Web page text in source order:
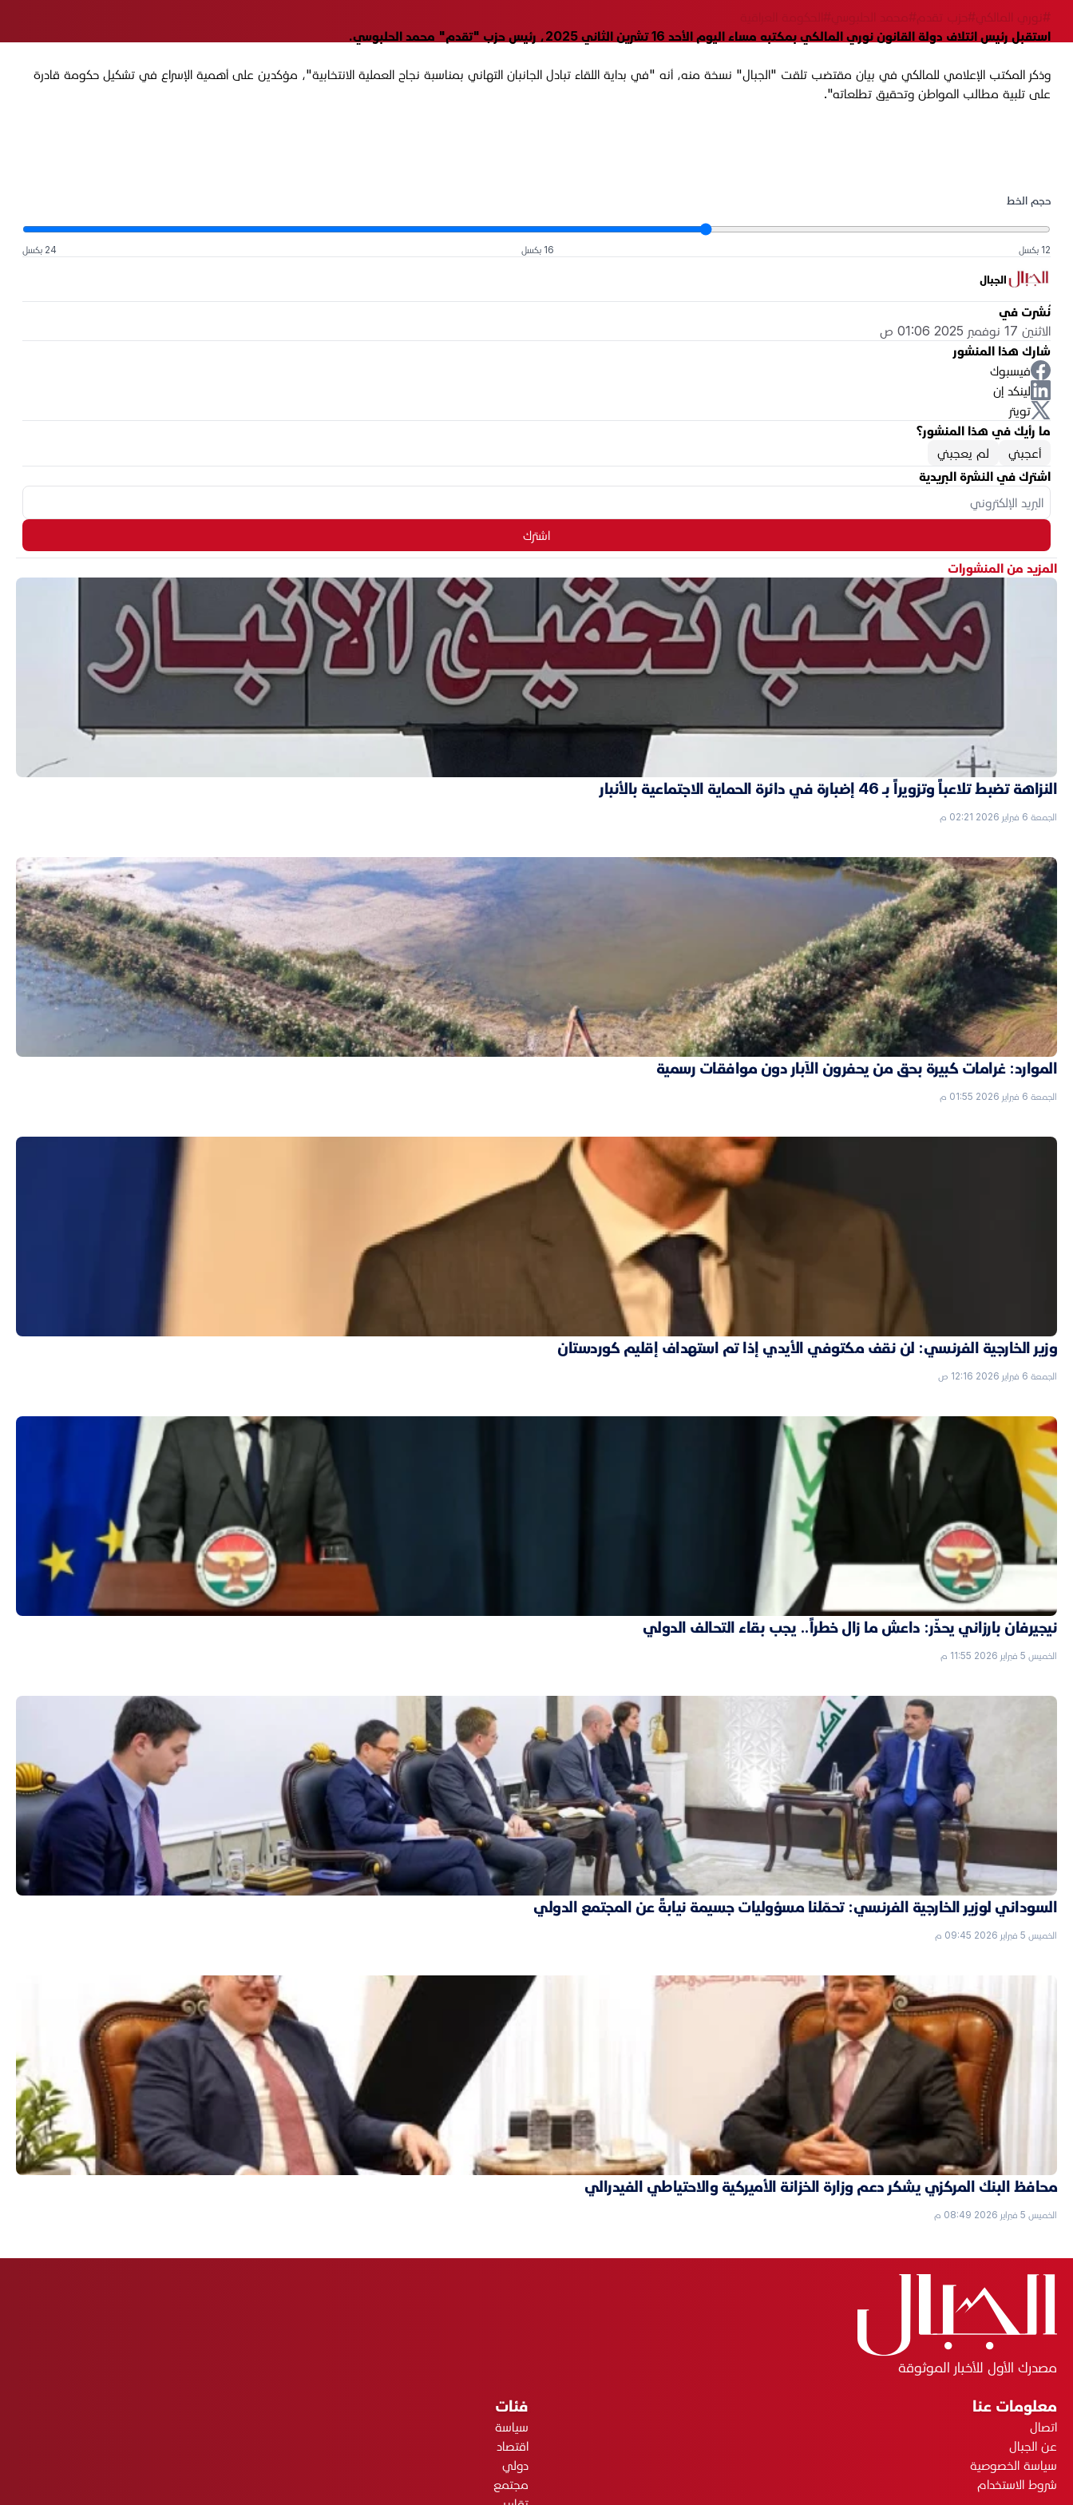
#نوري المالكي#حزب تقدم#محمد الحلبوسي
استقبل رئيس ائتلاف دولة القانون نوري المالكي بمكتبه مساء اليوم الأحد 16 تشرين الثاني 2025، رئيس حزب "تقدم" محمد الحلبوسي.
وذكر المكتب الإعلامي للمالكي في بيان مقتضب تلقت "الجبال" نسخة منه، أنه "في بداية اللقاء تبادل الجانبان التهاني بمناسبة نجاح العملية الانتخابية"، مؤكدين على أهمية الإسراع في تشكيل حكومة قادرة
على تلبية مطالب المواطن وتحقيق تطلعاته".
حجم الخط
12 بكسل 16 بكسل 24 بكسل
الجبال
نُشرت في
الاثنين 17 نوفمبر 2025 01:06 ص
شارك هذا المنشور
فيسبوك
لينكد إن
تويتر
ما رأيك في هذا المنشور؟
أعجبني
لم يعجبني
اشترك في النشرة البريدية
اشترك
المزيد من المنشورات
النزاهة تضبط تلاعباً وتزويراً بـ 46 إضبارة في دائرة الحماية الاجتماعية بالأنبار
الجمعة 6 فبراير 2026 02:21 م
الموارد: غرامات كبيرة بحق من يحفرون الآبار دون موافقات رسمية
الجمعة 6 فبراير 2026 01:55 م
وزير الخارجية الفرنسي: لن نقف مكتوفي الأيدي إذا تم استهداف إقليم كوردستان
الجمعة 6 فبراير 2026 12:16 ص
نيجيرفان بارزاني يحذّر: داعش ما زال خطراً.. يجب بقاء التحالف الدولي
الخميس 5 فبراير 2026 11:55 م
السوداني لوزير الخارجية الفرنسي: تحمّلنا مسؤوليات جسيمة نيابةً عن المجتمع الدولي
الخميس 5 فبراير 2026 09:45 م
محافظ البنك المركزي يشكر دعم وزارة الخزانة الأميركية والاحتياطي الفيدرالي
الخميس 5 فبراير 2026 08:49 م
مصدرك الأول للأخبار الموثوقة
معلومات عنا
اتصال
عن الجبال
سياسة الخصوصية
شروط الاستخدام
فئات
سياسة
اقتصاد
دولي
مجتمع